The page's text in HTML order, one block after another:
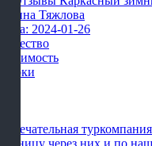
Ирина Тяжлова
Дата: 2024-01-26
Качество
Стоимость
Сроки
Замечательная